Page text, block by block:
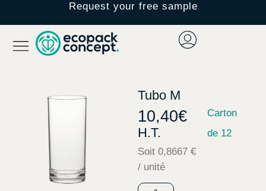
Request your free sample
Tubo M
10,40€
H.T.
Soit 0,8667 €
/ unité
Carton
de 12